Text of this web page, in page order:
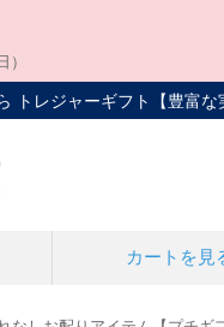
トレジャーギフト【豊富な
カートを見